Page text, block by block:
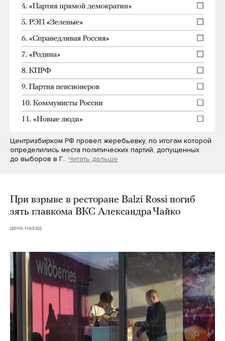
Центризбирком РФ провел жеребьевку, по итогам которой
определились места политических партий, допущенных
до выборов в Г… Читать дальше
При взрыве в ресторане Balzi Rossi погиб
зять главкома ВКС Александра Чайко
день назад